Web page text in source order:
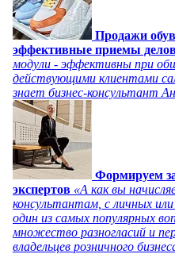
Продажи
эффективные приемы
модули - эффективны при
действующими клиентами
знает бизнес-консультант
Формируем
экспертов «А как вы
консультантам, с личных
один из самых популярных
множество разногласий и
владельцев розничного